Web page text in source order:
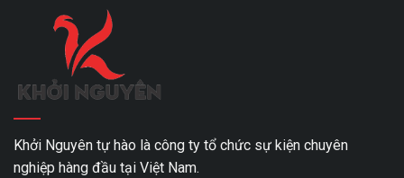
Khởi Nguyên tự hào là công ty tổ chức sự kiện chuyên
nghiệp hàng đầu tại Việt Nam.